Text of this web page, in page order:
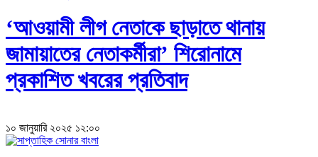
‘আওয়ামী লীগ নেতাকে ছাড়াতে থানায়
জামায়াতের নেতাকর্মীরা’ শিরোনামে
প্রকাশিত খবরের প্রতিবাদ
১০ জানুয়ারি ২০২৫ ১২:০০